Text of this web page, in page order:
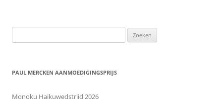
naar:
PAUL MERCKEN AANMOEDIGINGSPRIJS
Monoku Haikuwedstrijd 2026